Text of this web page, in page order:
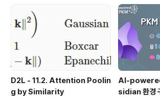
보에서 지식
관리 실패 패
D2L - 11.2. Attention Poolin
g by Similarity
AI-
sidian 환경